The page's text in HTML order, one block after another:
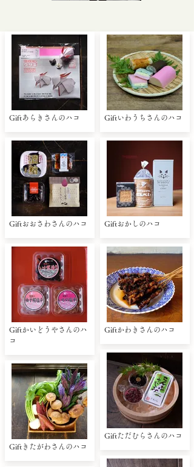
Giftあらきさんのハコ
Giftおおさわさんのハコ
Giftかいどうやさんのハ
コ
Giftきたがわさんのハコ
Giftいわうちさんのハコ
Giftおかしのハコ
Giftかわきさんのハコ
Giftただむらさんのハコ